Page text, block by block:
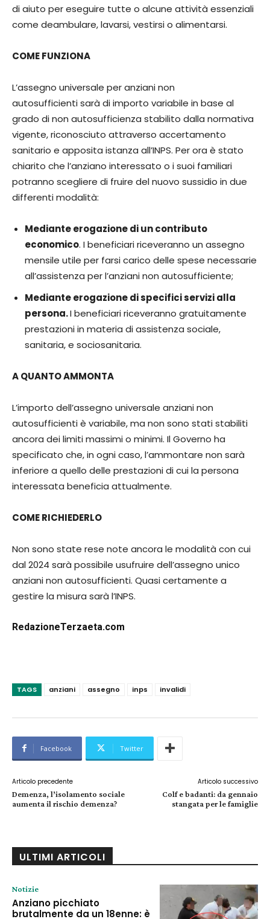
di aiuto per eseguire tutte o alcune attività essenziali
come deambulare, lavarsi, vestirsi o alimentarsi.
COME FUNZIONA
L’assegno universale per anziani non
autosufficienti sarà di importo variabile in base al
grado di non autosufficienza stabilito dalla normativa
vigente, riconosciuto attraverso accertamento
sanitario e apposita istanza all’INPS. Per ora è stato
chiarito che l’anziano interessato o i suoi familiari
potranno scegliere di fruire del nuovo sussidio in due
differenti modalità:
Mediante erogazione di un contributo
economico. I beneficiari riceveranno un assegno
mensile utile per farsi carico delle spese necessarie
all’assistenza per l’anziani non autosufficiente;
Mediante erogazione di specifici servizi alla
persona.I beneficiari riceveranno gratuitamente
prestazioni in materia di assistenza sociale,
sanitaria, e sociosanitaria.
A QUANTO AMMONTA
L’importo dell’assegno universale anziani non
autosufficienti è variabile, ma non sono stati stabiliti
ancora dei limiti massimi o minimi. Il Governo ha
specificato che, in ogni caso, l’ammontare non sarà
inferiore a quello delle prestazioni di cui la persona
interessata beneficia attualmente.
COME RICHIEDERLO
Non sono state rese note ancora le modalità con cui
dal 2024 sarà possibile usufruire dell’assegno unico
anziani non autosufficienti. Quasi certamente a
gestire la misura sarà l’INPS.
RedazioneTerzaeta.com
TAGS anziani assegno inps invalidi
Facebook Twitter
Articolo precedente
Demenza, l’isolamento sociale
aumenta il rischio demenza?
Articolo successivo
Colf e badanti: da gennaio
stangata per le famiglie
ULTIMI ARTICOLI
Notizie
Anziano picchiato
brutalmente da un 18enne: è